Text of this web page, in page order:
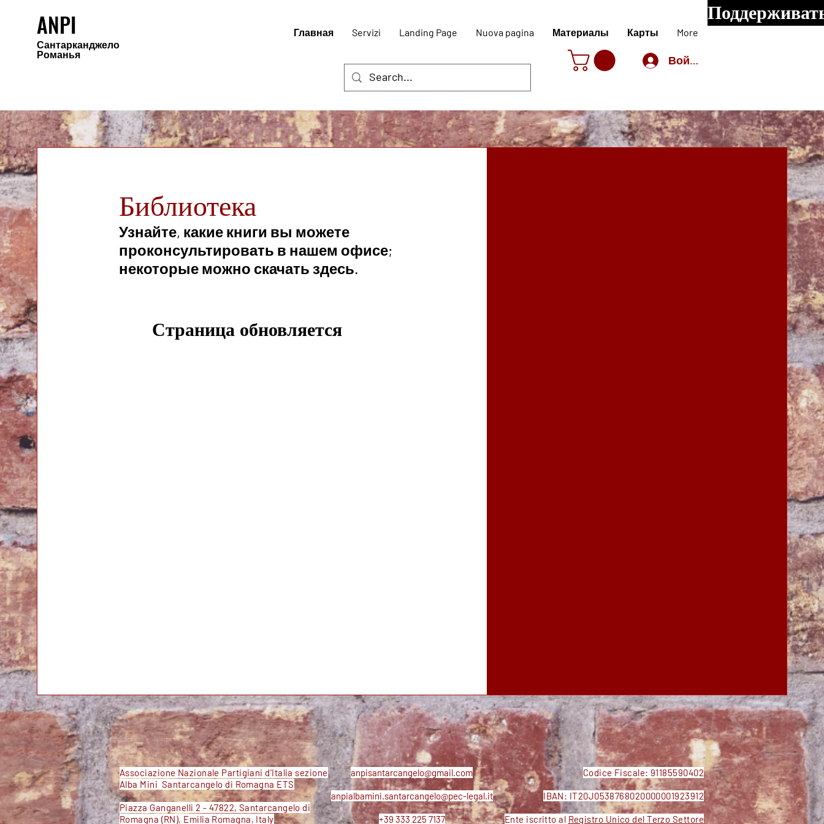
ANPI
Сантарканджело
Романья
Главная Servizi Landing Page Nuova pagina Материалы Карты More
Войти
Библиотека
Узнайте, какие книги вы можете
проконсультировать в нашем офисе;
некоторые можно скачать здесь.
Страница обновляется
Associazione Nazionale Partigiani d'Italia sezione
Alba Mini Santarcangelo di Romagna ETS
Piazza Ganganelli 2 - 47822, Santarcangelo di
Romagna (RN), Emilia Romagna, Italy
anpisantarcangelo@gmail.com
anpialbamini.santarcangelo@pec-legal.it
+39 333 225 7137
Codice Fiscale: 91185590402
IBAN: IT20J0538768020000001923912
Ente iscritto al Registro Unico del Terzo Settore